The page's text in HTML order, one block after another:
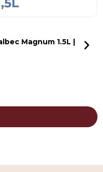
Magnum 1.5L |